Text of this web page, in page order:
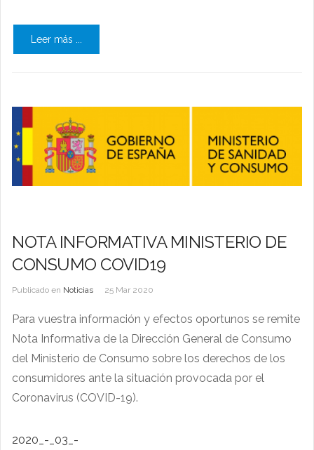
Leer más ...
NOTA INFORMATIVA MINISTERIO DE
CONSUMO COVID19
Publicado en Noticias 25 Mar 2020
Para vuestra información y efectos oportunos se remite
Nota Informativa de la Dirección General de Consumo
del Ministerio de Consumo sobre los derechos de los
consumidores ante la situación provocada por el
Coronavirus (COVID-19).​
2020_-_03_-